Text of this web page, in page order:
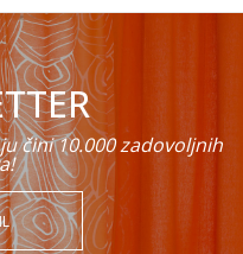
čini 10.000 zadovoljnih